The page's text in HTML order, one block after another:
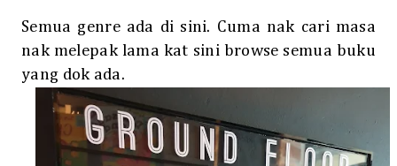
Semua genre ada di sini. Cuma nak cari masa
nak melepak lama kat sini browse semua buku
yang dok ada.